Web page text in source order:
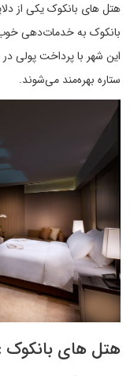
هتل های بانکوک یکی از
بانکوک به خدمات‌دهی
ستاره بهره‌مند می‌شوند.
هتل های بانکوک :